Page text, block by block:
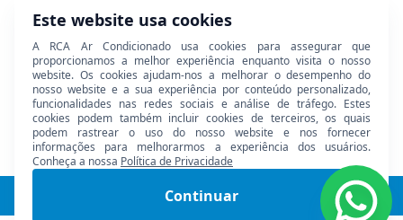
Este website usa cookies
A RCA Ar Condicionado usa cookies para assegurar que
proporcionamos a melhor experiência enquanto visita o nosso
website. Os cookies ajudam-nos a melhorar o desempenho do
nosso website e a sua experiência por conteúdo personalizado,
funcionalidades nas redes sociais e análise de tráfego. Estes
cookies podem também incluir cookies de terceiros, os quais
podem rastrear o uso do nosso website e nos fornecer
informações para melhorarmos a experiência dos usuários.
Conheça a nossa Política de Privacidade
Continuar
Empresa para Instalação de Ar Condicionado Multi
Split Inverter em Apartamento
Limpeza e Higienização de Ar Condicionado em
Apartamento em São Paulo
Instalação de Ar Condicionado em Apartamento
no Mesmo Dia: É Possível?
Empresa para Instalar Ar Condicionado em
© 2026 RCA Ar Condicionado. Todos os direitos reservados.